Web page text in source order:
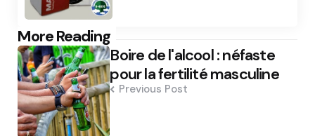
More Reading
Post
navigation Boire de l'alcool : néfaste
pour la fertilité masculine
Previous Post